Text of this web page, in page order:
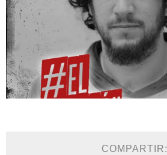
COMPARTIR: